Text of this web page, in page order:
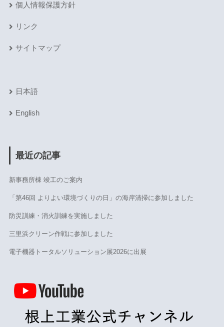
個人情報保護方針
リンク
サイトマップ
日本語
English
最近の記事
新事務所棟 竣工のご案内
「第46回 よりよい環境づくりの日」の海岸清掃に参加しました
防災訓練・消火訓練を実施しました
三里浜クリーン作戦に参加しました
電子機器トータルソリューション展2026に出展